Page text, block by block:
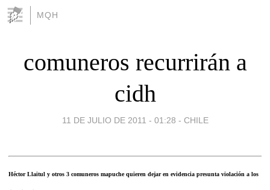
MQH
comuneros recurrirán a
cidh
11 DE JULIO DE 2011 - 01:28 - CHILE
Héctor Llaitul y otros 3 comuneros mapuche quieren dejar en evidencia presunta violación a los